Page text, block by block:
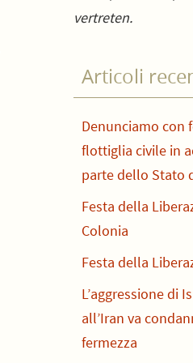
vertreten.
Articoli
Denunciamo con
flottiglia civile in
parte dello Stato
Festa della
Colonia
Festa della
L’aggressione di
all’Iran va
fermezza